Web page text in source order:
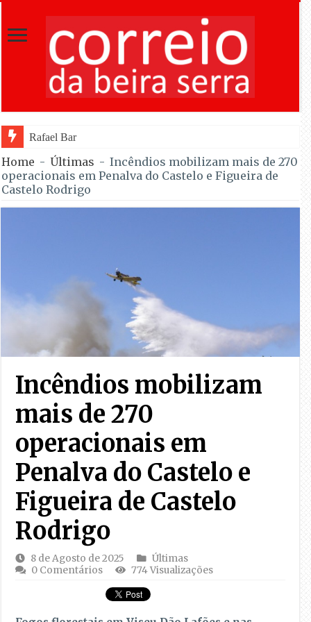
Rafael Barbas foi sétimo na Torre na est
Home - Últimas - Incêndios mobilizam mais de 270
operacionais em Penalva do Castelo e Figueira de
Castelo Rodrigo
Incêndios mobilizam
mais de 270
operacionais em
Penalva do Castelo e
Figueira de Castelo
Rodrigo
8 de Agosto de 2025
Últimas
0 Comentários
774 Visualizações